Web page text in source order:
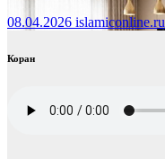
08.04.2026 islamiconline.ru
Коран